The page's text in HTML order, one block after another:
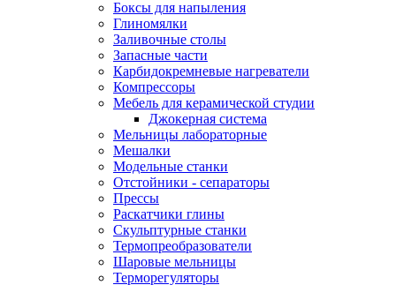
Боксы для напыления
Глиномялки
Заливочные столы
Запасные части
Карбидокремневые нагреватели
Компрессоры
Мебель для керамической студии
Джокерная система
Мельницы лабораторные
Мешалки
Модельные станки
Отстойники - сепараторы
Прессы
Раскатчики глины
Скульптурные станки
Термопреобразователи
Шаровые мельницы
Терморегуляторы